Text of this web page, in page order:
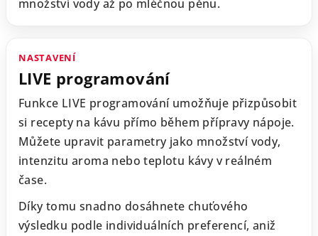
množství vody až po mléčnou pěnu.
NASTAVENÍ
LIVE programování
Funkce LIVE programování umožňuje přizpůsobit
si recepty na kávu přímo během přípravy nápoje.
Můžete upravit parametry jako množství vody,
intenzitu aroma nebo teplotu kávy v reálném
čase.
Díky tomu snadno dosáhnete chuťového
výsledku podle individuálních preferencí, aniž